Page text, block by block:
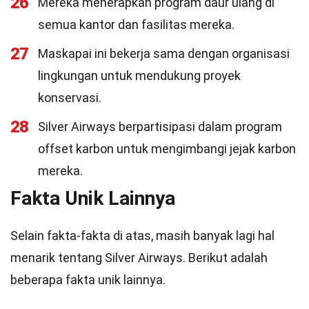
semua kantor dan fasilitas mereka.
27
Maskapai ini bekerja sama dengan organisasi
lingkungan untuk mendukung proyek
konservasi.
28
Silver Airways berpartisipasi dalam program
offset karbon untuk mengimbangi jejak karbon
mereka.
Fakta Unik Lainnya
Selain fakta-fakta di atas, masih banyak lagi hal
menarik tentang Silver Airways. Berikut adalah
beberapa fakta unik lainnya.